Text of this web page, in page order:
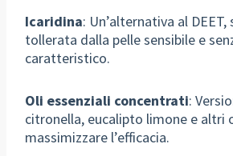
Icaridina: Un’alternativa al
tollerata dalla pelle sensibile e
caratteristico.
Oli essenziali concentrati:
citronella, eucalipto limone e altri
massimizzare l’efficacia.